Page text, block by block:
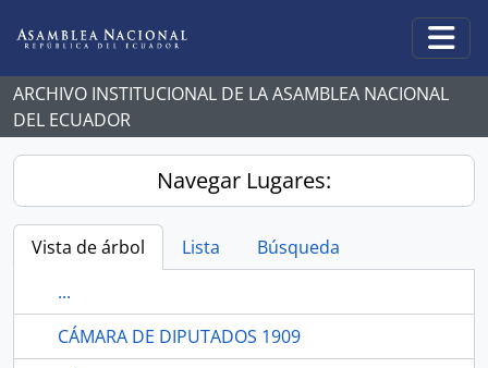
ARCHIVO INSTITUCIONAL DE LA ASAMBLEA NACIONAL
DEL ECUADOR
Navegar Lugares:
Vista de árbol Lista
Búsqueda
...
CÁMARA DE DIPUTADOS 1909